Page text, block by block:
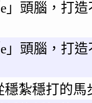
」頭腦，打
」頭腦，打
穩紮穩打的